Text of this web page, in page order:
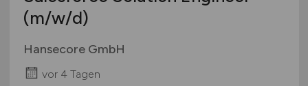
(m/w/d)
Hansecore GmbH
vor 4 Tagen